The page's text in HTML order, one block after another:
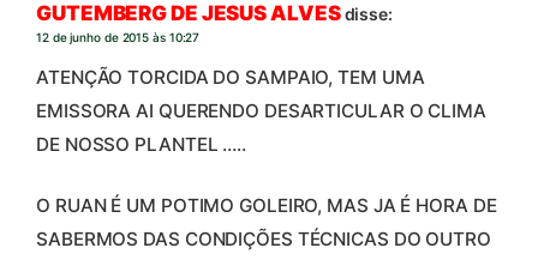
GUTEMBERG DE JESUS ALVESdisse:
12 de junho de 2015 às 10:27
ATENÇÃO TORCIDA DO SAMPAIO, TEM UMA
EMISSORA AI QUERENDO DESARTICULAR O CLIMA
DE NOSSO PLANTEL …..
O RUAN É UM POTIMO GOLEIRO, MAS JA É HORA DE
SABERMOS DAS CONDIÇÕES TÉCNICAS DO OUTRO